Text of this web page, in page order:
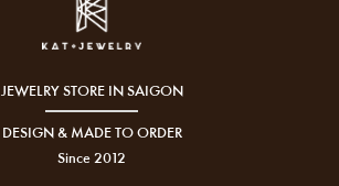
JEWELRY STORE IN SAIGON
DESIGN & MADE TO ORDER
Since 2012